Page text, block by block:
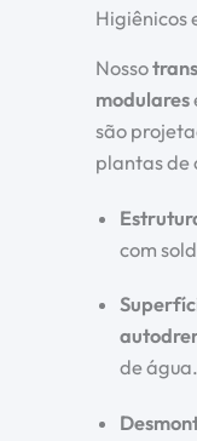
Higiênicos
Nosso
modulares
são
plantas de
com
de água.